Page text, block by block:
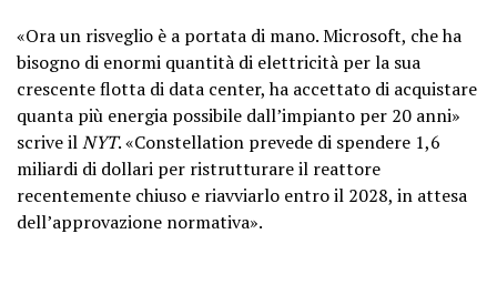
«Ora un risveglio è a portata di mano. Microsoft, che ha
bisogno di enormi quantità di elettricità per la sua
crescente flotta di data center, ha accettato di acquistare
quanta più energia possibile dall’impianto per 20 anni»
scrive ilNYT. «Constellation prevede di spendere 1,6
miliardi di dollari per ristrutturare il reattore
recentemente chiuso e riavviarlo entro il 2028, in attesa
dell’approvazione normativa».